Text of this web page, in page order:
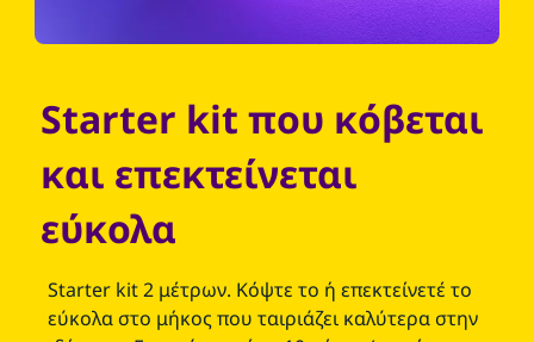
Starter kit που κόβεται
και επεκτείνεται
εύκολα
Starter kit 2 μέτρων. Κόψτε το ή επεκτείνετέ το
εύκολα στο μήκος που ταιριάζει καλύτερα στην